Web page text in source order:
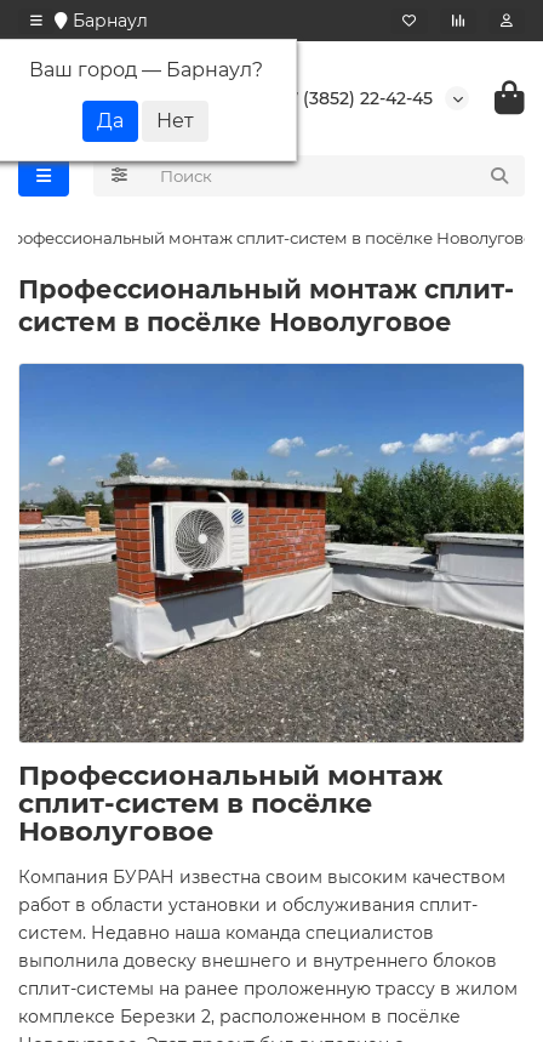
Барнаул
Ваш город — Барнаул?
+7 (3852) 22-42-45
Профессиональный монтаж сплит-систем в посёлке Новолуговое
Профессиональный монтаж сплит-
систем в посёлке Новолуговое
Профессиональный монтаж
сплит-систем в посёлке
Новолуговое
Компания БУРАН известна своим высоким качеством
работ в области установки и обслуживания сплит-
систем. Недавно наша команда специалистов
выполнила довеску внешнего и внутреннего блоков
сплит-системы на ранее проложенную трассу в жилом
комплексе Березки 2, расположенном в посёлке